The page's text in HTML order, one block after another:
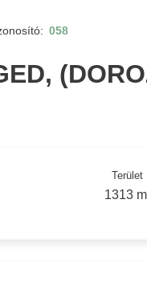
058
Terület
1313